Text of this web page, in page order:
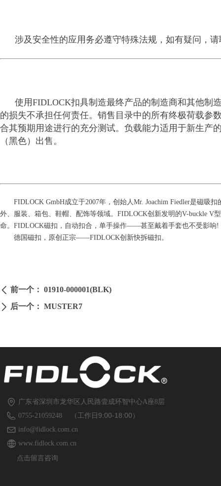
涉及安全性的应用务必遵守特殊法规，如有疑问，请
使用FIDLOCK扣具制造最终产品的制造商和其他制
的损失不承担任何责任。销售目录中的所有终极荷载参
合其预期用途进行的充分测试。负载能力适用于新生产
（黑色）出售。
FIDLOCK GmbH成立于2007年，创始人Mr. Joachim Fiedler是磁吸
外、服装、箱包、鞋帽、配饰等领域。FIDLOCK创新发明的V-buckle
命。FIDLOCK磁扣，自动扣合，单手操作——甚至戴着手套也不受影响!
德国磁扣，原创正宗——FIDLOCK创新快拆磁扣。
ꄴ 前一个： 01910-000001(BLK)
ꄲ 后一个： MUSTER7
广东省深圳市龙华区人民路壹成环智中心A座8层
0755-21059248
info@fidlock.com.cn
www.fidlock.com.cn
（工作日9:00-18:00）
点击留言咨询